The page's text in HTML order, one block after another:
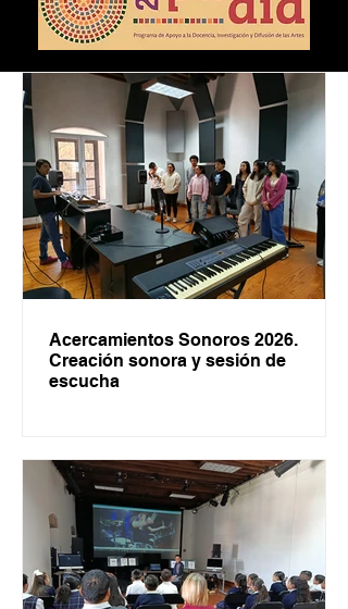
Acercamientos Sonoros 2026.
Creación sonora y sesión de
escucha